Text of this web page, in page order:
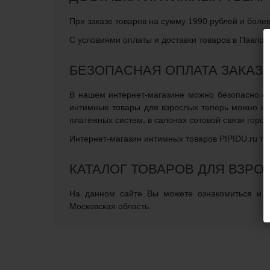
При заказе товаров на сумму 1990 рублей и
С условиями оплаты и доставки товаров в
БЕЗОПАСНАЯ ОПЛАТА ЗАКАЗА
В нашем интернет-магазине можно безопасно
интимные товары для взрослых теперь можно
платежных систем, в салонах сотовой связи
Интернет-магазин интимных товаров PIPIDU.ru
КАТАЛОГ ТОВАРОВ ДЛЯ
На данном сайте Вы можете ознакомиться и
Московская область.